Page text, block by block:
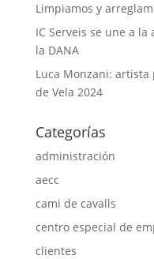
Limpiamos y
IC Serveis se une a
la DANA
Luca Monzani: artista
de Vela 2024
Categorías
administración
aecc
cami de cavalls
centro especial de
clientes